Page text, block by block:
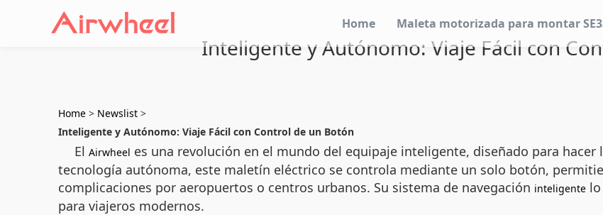
Home Maleta motorizada para montar
Inteligente y Autónomo: Viaje Fácil con
Home > Newslist >
Inteligente y Autónomo: Viaje Fácil con Control de un Botón
El Airwheel es una revolución en el mundo del equipaje inteligente, diseñado para hacer
tecnología autónoma, este maletín eléctrico se controla mediante un solo botón,
complicaciones por aeropuertos o centros urbanos. Su sistema de navegación inteligente
para viajeros modernos.